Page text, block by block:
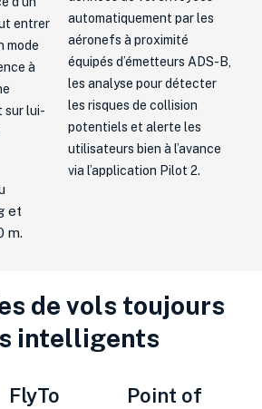
entrer
mode
à
sur lui-
et
m.
automatiquement par les
aéronefs à proximité
équipés d’émetteurs ADS-B,
les analyse pour détecter
les risques de collision
potentiels et alerte les
utilisateurs bien à l’avance
via l’application Pilot 2.
de vols toujours
intelligents
FlyTo
Point of